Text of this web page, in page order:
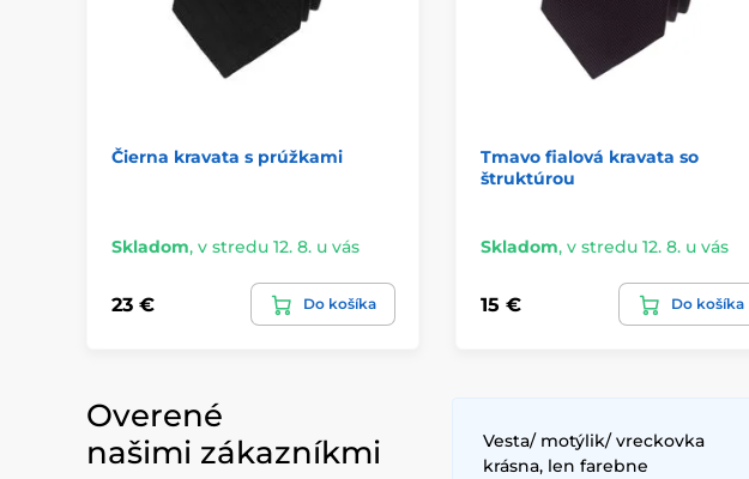
Čierna kravata s prúžkami
Skladom, v stredu 12. 8. u vás
23 € Do košíka
Tmavo fialová kravata so
štruktúrou
Skladom, v stredu 12. 8. u vás
15 € Do košíka
Overené
našimi zákazníkmi
Vesta/ motýlik/ vreckovka
krásna, len farebne